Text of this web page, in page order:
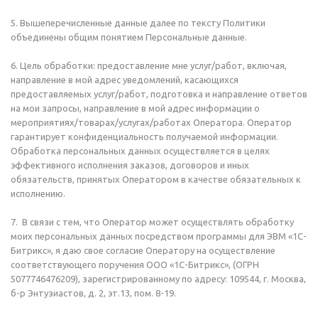
5. Вышеперечисленные данные далее по тексту Политики
объединены общим понятием Персональные данные.
6. Цель обработки: предоставление мне услуг/работ, включая,
направление в мой адрес уведомлений, касающихся
предоставляемых услуг/работ, подготовка и направление ответов
на мои запросы, направление в мой адрес информации о
мероприятиях/товарах/услугах/работах Оператора. Оператор
гарантирует конфиденциальность получаемой информации.
Обработка персональных данных осуществляется в целях
эффективного исполнения заказов, договоров и иных
обязательств, принятых Оператором в качестве обязательных к
исполнению.
7. В связи с тем, что Оператор может осуществлять обработку
моих персональных данных посредством программы для ЭВМ «1С-
Битрикс», я даю свое согласие Оператору на осуществление
соответствующего поручения ООО «1С-Битрикс», (ОГРН
5077746476209), зарегистрированному по адресу: 109544, г. Москва,
б-р Энтузиастов, д. 2, эт.13, пом. 8-19.